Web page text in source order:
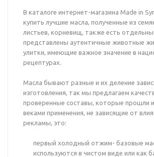
В каталоге интернет-магазина Made in
купить лучшие масла, полученные из
листьев, корневищ, также есть
представлены аутентичные животные
улитки, имеющие важное значение в
рецептурах.
Масла бывают разные и их деление
изготовления, так мы предлагаем
проверенные составы, которые прошли
веками применения, не зависящие от
рекламы, это:
первый холодный отжим- базовые
используются в чистом виде или как